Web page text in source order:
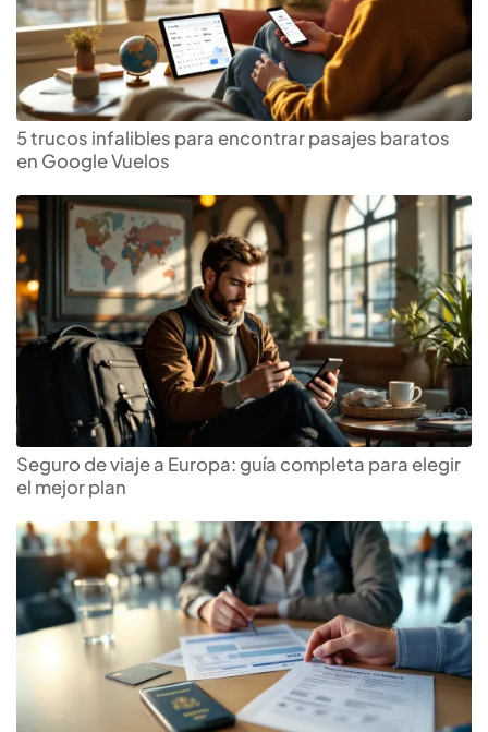
5 trucos infalibles para encontrar pasajes baratos
en Google Vuelos
Seguro de viaje a Europa: guía completa para elegir
el mejor plan